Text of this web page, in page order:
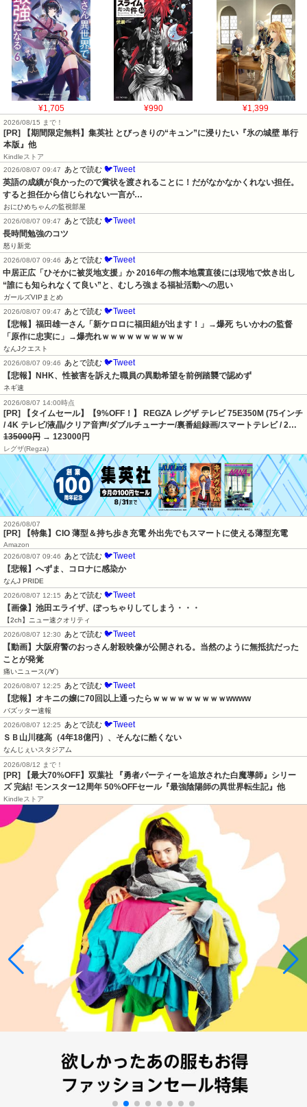
¥1,705 ¥990 ¥1,399
2026/08/15 まで！
[PR] 【期間限定無料】集英社 とびっきりの“キュン”に浸りたい『氷の城壁 単行
本版』他
Kindleストア
2026/08/07 09:47
あとで読む 🐦Tweet
英語の成績が良かったので賞状を渡されることに！だがなかなかくれない担任。
すると担任から信じられない一言が…
おにひめちゃんの監視部屋
2026/08/07 09:47
あとで読む 🐦Tweet
長時間勉強のコツ
怒り新党
2026/08/07 09:46
あとで読む 🐦Tweet
中居正広「ひそかに被災地支援」か 2016年の熊本地震直後には現地で炊き出し
“誰にも知られなくて良い”と、むしろ強まる福祉活動への思い
ガールズVIPまとめ
2026/08/07 09:47
あとで読む 🐦Tweet
【悲報】福田雄一さん「新ケロロに福田組が出ます！」→爆死 ちいかわの監督
「原作に忠実に」→爆売れｗｗｗｗｗｗｗｗｗｗ
なんJクエスト
2026/08/07 09:46
あとで読む 🐦Tweet
【悲報】NHK、性被害を訴えた職員の異動希望を前例踏襲で認めず
ネギ速
2026/08/07 14:00時点
[PR] 【タイムセール】【9%OFF！】 REGZA レグザ テレビ 75E350M (75インチ
/ 4K テレビ/液晶/クリア音声/ダブルチューナー/裏番組録画/スマートテレビ / 2…
135000円 → 123000円
レグザ(Regza)
2026/08/07
[PR] 【特集】CIO 薄型＆持ち歩き充電 外出先でもスマートに使える薄型充電
Amazon
2026/08/07 09:46
あとで読む 🐦Tweet
【悲報】へずま、コロナに感染か
なんJ PRIDE
2026/08/07 12:15
あとで読む 🐦Tweet
【画像】池田エライザ、ぽっちゃりしてしまう・・・
【2ch】ニュー速クオリティ
2026/08/07 12:30
あとで読む 🐦Tweet
【動画】大阪府警のおっさん射殺映像が公開される。当然のように無抵抗だった
ことが発覚
痛いニュース(ﾉ∀`)
2026/08/07 12:25
あとで読む 🐦Tweet
【悲報】オキニの嬢に70回以上通ったらｗｗｗｗｗｗｗｗｗwwww
バズッター速報
2026/08/07 12:25
あとで読む 🐦Tweet
ＳＢ山川穂高（4年18億円）、そんなに酷くない
なんじぇいスタジアム
2026/08/12 まで！
[PR] 【最大70%OFF】双葉社 『勇者パーティーを追放された白魔導師』シリー
ズ 完結! モンスター12周年 50%OFFセール『最強陰陽師の異世界転生記』他
Kindleストア